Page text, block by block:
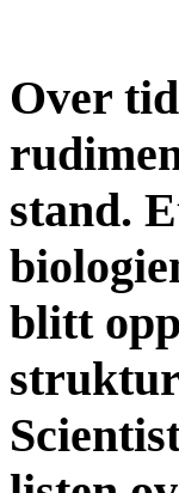
Over
stand.
blitt